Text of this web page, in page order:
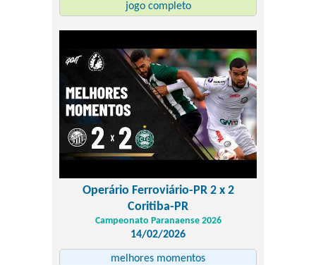
jogo completo
Operário Ferroviário-PR 2 x 2
Coritiba-PR
Campeonato Paranaense 2026
14/02/2026
melhores momentos